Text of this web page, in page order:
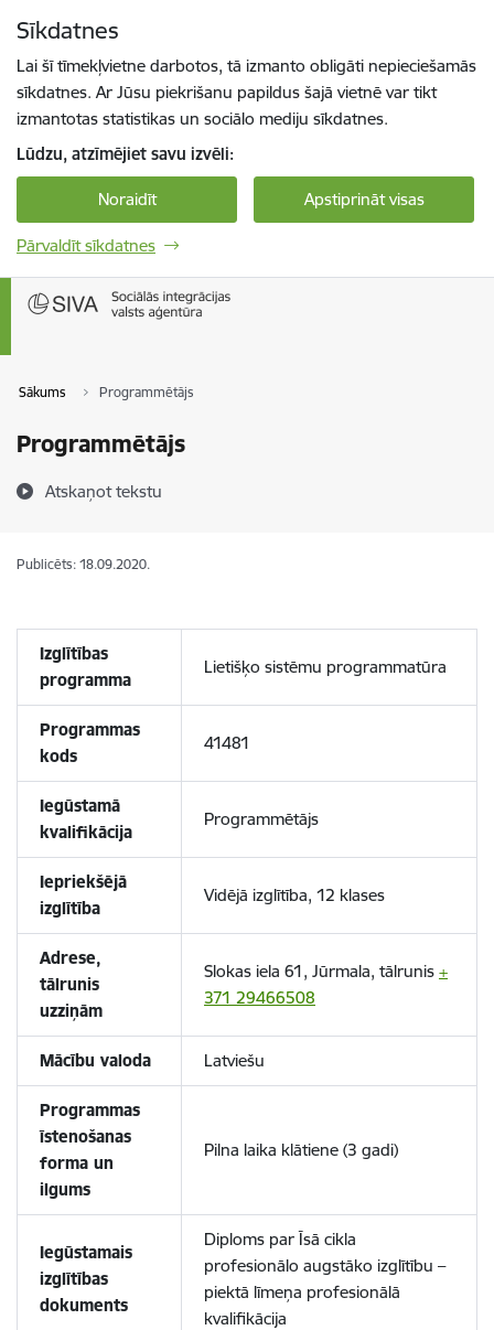
Sīkdatnes
Lai šī tīmekļvietne darbotos, tā izmanto obligāti nepieciešamās
sīkdatnes. Ar Jūsu piekrišanu papildus šajā vietnē var tikt
izmantotas statistikas un sociālo mediju sīkdatnes.
Lūdzu, atzīmējiet savu izvēli:
Noraidīt Apstiprināt visas
Pārvaldīt sīkdatnes
Sākums Programmētājs
Programmētājs
Atskaņot tekstu
Publicēts: 18.09.2020.
Izglītības
programma
Lietišķo sistēmu programmatūra
Programmas
kods
41481
Iegūstamā
kvalifikācija
Programmētājs
Iepriekšējā
izglītība
Vidējā izglītība, 12 klases
Adrese,
tālrunis
uzziņām
Slokas iela 61, Jūrmala, tālrunis +
371 29466508
Mācību valoda Latviešu
Programmas
īstenošanas
forma un
ilgums
Pilna laika klātiene (3 gadi)
Iegūstamais
izglītības
dokuments
Diploms par Īsā cikla
profesionālo augstāko izglītību –
piektā līmeņa profesionālā
kvalifikācija